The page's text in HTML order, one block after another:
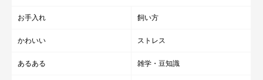
お手入れ 飼い方
かわいい ストレス
あるある 雑学・豆知識